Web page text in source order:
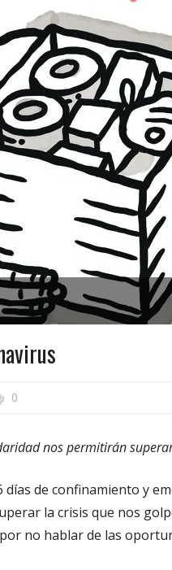
0
nos permitirán
de confinamiento y
la crisis que nos
no hablar de las